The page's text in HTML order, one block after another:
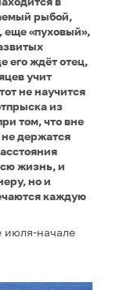
рыбой,
еще «пуховый»,
его ждёт отец,
учит
не научится
из
том, что вне
держатся
жизнь, и
но и
каждую
июля-начале